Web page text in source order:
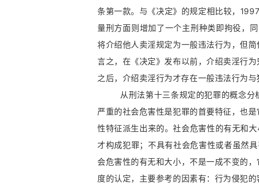
条第一款。与《决定》的规定相比较，
量刑方面则增加了一个主刑种类即拘役，
将介绍他人卖淫规定为一般违法行为，但
言之，在《决定》发布以前，介绍卖淫行
之后，介绍卖淫行为才存在一般违法行为与
从刑法第十三条规定的犯罪的概念分析
严重的社会危害性是犯罪的首要特征，也
性特征派生出来的。社会危害性的有无和
才构成犯罪；不具有社会危害性或者虽然
会危害性的有无和大小，不是一成不变的
度的认定，主要参考的因素有：行为侵犯